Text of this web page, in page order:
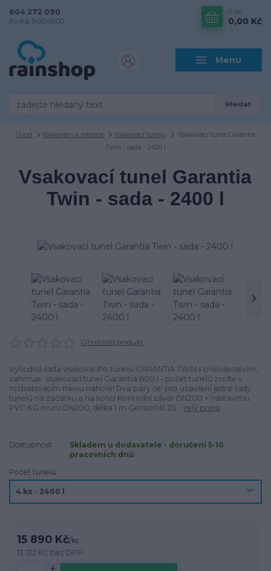
Menu
Hledat
604 272 090
Po-Pá: 9.00-15.00
0 ks
0,00 Kč
Úvod Vsakování a retence Vsakovací tunely
Vsakovací tunel Garantia
Twin - sada - 2400 l
Vsakovací tunel Garantia
Twin - sada - 2400 l
Ohodnotit produkt
Výhodná sada vsakovacího tunelu GARANTIA TWIN s příslušenstvím,
zahrnuje: Vsakovací tunel Garantia 600 l - počet tunelů zvolte v
rozbalovacím menu nahoře! Dva páry čel pro uzavření jedné řady
tunelů na začátku a na konci Kontrolní závěr DN200 + nástavnou
PVC KG rouru DN200, délka 1 m Geotextilii 20... celý popis
Dostupnost
Skladem u dodavatele - doručení 5-10
pracovních dnů
Počet tunelů
15 890 Kč/ks
13 132 Kč bez DPH